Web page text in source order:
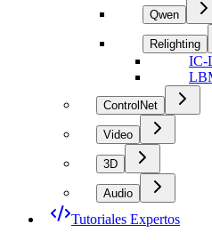
Qwen
Relighting
IC-
ControlNet
Video
3D
Audio
Tutoriales Expertos